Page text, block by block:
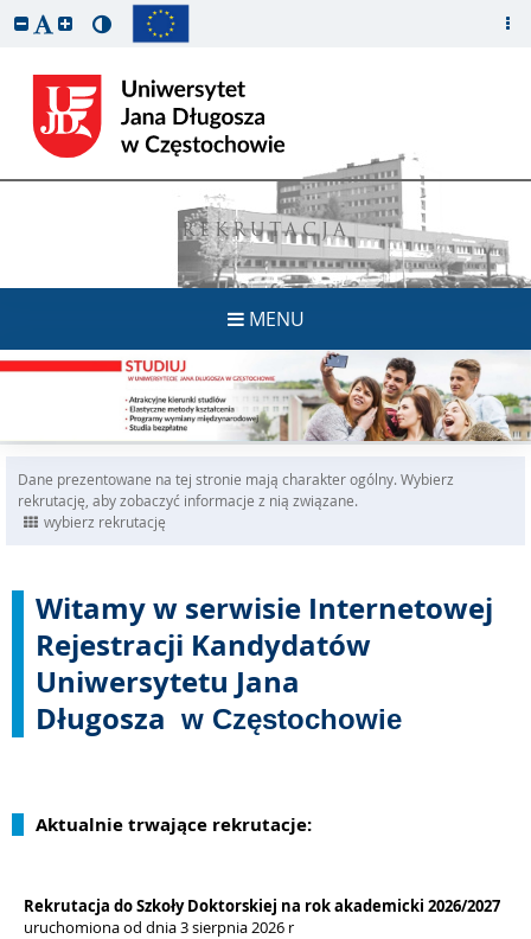
REKRUTACJA
MENU
Dane prezentowane na tej stronie mają charakter ogólny. Wybierz
rekrutację, aby zobaczyć informacje z nią związane.
wybierz rekrutację
Witamy w serwisie Internetowej
Rejestracji Kandydatów
Uniwersytetu Jana
Długosza w Częstochowie
Aktualnie trwające rekrutacje:
Rekrutacja do Szkoły Doktorskiej na rok akademicki 2026/2027
uruchomiona od dnia 3 sierpnia 2026 r